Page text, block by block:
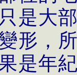
是大
形，
是年